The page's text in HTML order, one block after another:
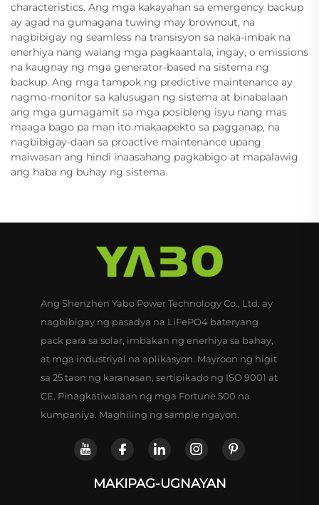
characteristics. Ang mga kakayahan sa emergency backup
ay agad na gumagana tuwing may brownout, na
nagbibigay ng seamless na transisyon sa naka-imbak na
enerhiya nang walang mga pagkaantala, ingay, o emissions
na kaugnay ng mga generator-based na sistema ng
backup. Ang mga tampok ng predictive maintenance ay
nagmo-monitor sa kalusugan ng sistema at binabalaan
ang mga gumagamit sa mga posibleng isyu nang mas
maaga bago pa man ito makaapekto sa pagganap, na
nagbibigay-daan sa proactive maintenance upang
maiwasan ang hindi inaasahang pagkabigo at mapalawig
ang haba ng buhay ng sistema.
Ang Shenzhen Yabo Power Technology Co., Ltd. ay
nagbibigay ng pasadya na LiFePO4 bateryang
pack para sa solar, imbakan ng enerhiya sa bahay,
at mga industriyal na aplikasyon. Mayroon ng higit
sa 25 taon ng karanasan, sertipikado ng ISO 9001 at
CE. Pinagkatiwalaan ng mga Fortune 500 na
kumpaniya. Maghiling ng sample ngayon.
MAKIPAG-UGNAYAN